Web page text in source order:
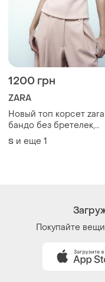
1200 грн
ZARA
Новый топ корсет
бандо без бретелек,
базовый
S и еще 1
Покупайте